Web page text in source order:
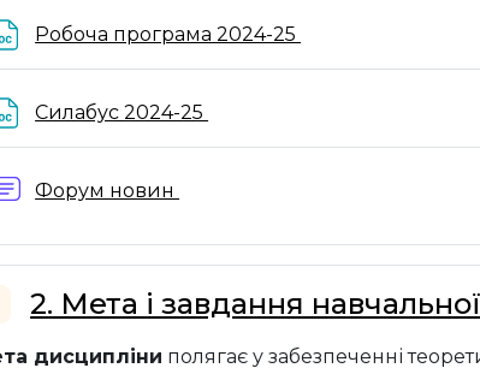
Робоча програма 2024-25
Силабус 2024-25
Форум новин
2. Мета і завдання
дисципліни полягає у забезпеченні